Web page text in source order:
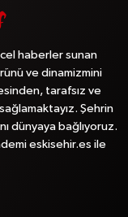
haberler sunan
ve dinamizmini
tarafsız ve
Şehrin
dünyaya bağlıyoruz.
eskisehir.es ile